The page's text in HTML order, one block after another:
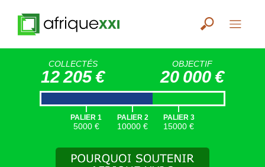
COLLECTÉS
12 205 €
OBJECTIF
20 000 €
|
PALIER 1
5000 €
|
PALIER 2
10000 €
|
PALIER 3
15000 €